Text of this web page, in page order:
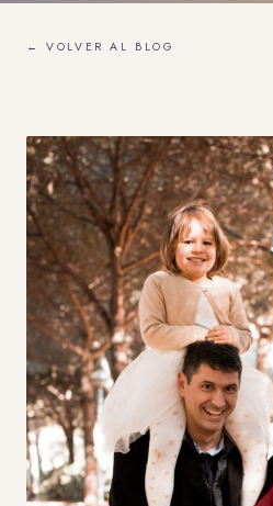
← VOLVER AL BLOG